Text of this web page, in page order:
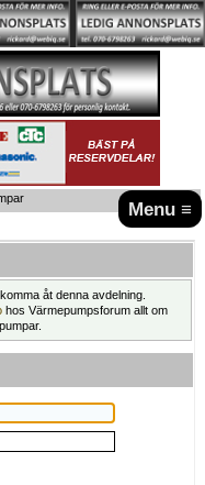
Menu ≡
åt denna avdelning.
hos Värmepumpsforum allt om